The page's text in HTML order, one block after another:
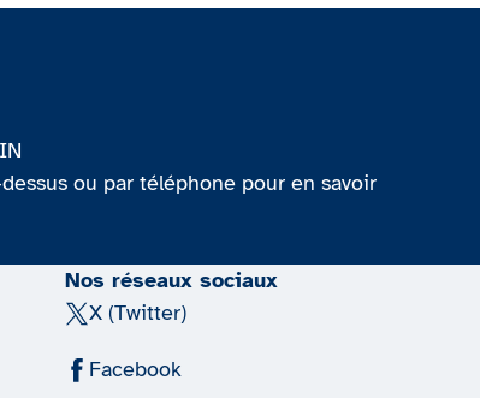
ou par téléphone pour en savoir
Nos réseaux sociaux
X (Twitter)
Facebook